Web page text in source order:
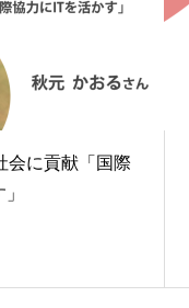
会に貢献「国際